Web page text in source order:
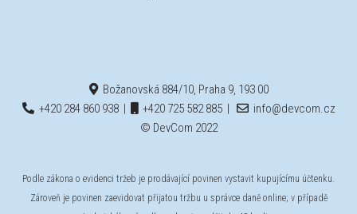
Božanovská 884/10, Praha 9, 193 00
+420 284 860 938| +420 725 582 885|
info@devcom.cz
© DevCom 2022
Podle zákona o evidenci tržeb je prodávající povinen vystavit kupujícímu účtenku.
Zároveň je povinen zaevidovat přijatou tržbu u správce daně online; v případě